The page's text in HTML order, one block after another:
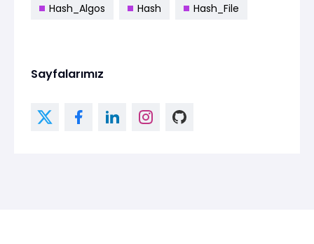
Hash_Algos Hash Hash_File
Sayfalarımız